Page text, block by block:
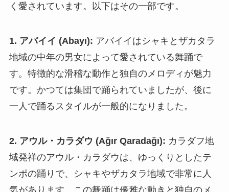
く愛されています。以下はその一部です。
1. アバイイ (Abayı): アバイイはシャキとザカタラ
地域の中年の男女によって愛されている舞踊で
す。特徴的な滑稽な動作と独自のメロディが魅力
です。かつては集団で踊られていましたが、後に
一人で踊るスタイルが一般的になりました。
2. アウル・カラダウ (Ağır Qaradağı): カラダフ地
域発祥のアウル・カラダウは、ゆっくりとしたテ
ンポの踊りで、シャキやザカタラ地域で非常に人
気があります。この舞踊は優雅な動きと独自のメ